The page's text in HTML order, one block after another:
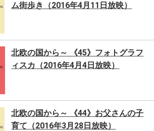
ム街歩き（2016年4月11日放映）
北欧の国から～ 《45》フォトグラフ
ィスカ（2016年4月4日放映）
北欧の国から～ 《44》お父さんの子
育て（2016年3月28日放映）